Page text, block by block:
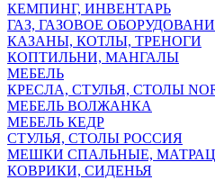
КЕМПИНГ, ИНВЕНТАРЬ
ГАЗ, ГАЗОВОЕ
КАЗАНЫ, КОТЛЫ, ТРЕНОГИ
КОПТИЛЬНИ, МАНГАЛЫ
МЕБЕЛЬ
КРЕСЛА, СТУЛЬЯ, СТОЛЫ
МЕБЕЛЬ ВОЛЖАНКА
МЕБЕЛЬ КЕДР
СТУЛЬЯ, СТОЛЫ РОССИЯ
МЕШКИ СПАЛЬНЫЕ,
КОВРИКИ, СИДЕНЬЯ